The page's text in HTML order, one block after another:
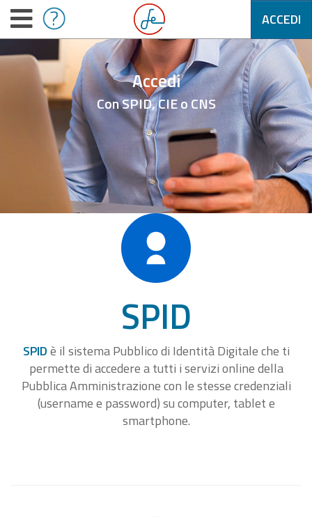
ACCEDI
Accedi
Con SPID, CIE o CNS
SPID
SPIDè il sistema Pubblico di Identità Digitale che ti
permette di accedere a tutti i servizi online della
Pubblica Amministrazione con le stesse credenziali
(username e password) su computer, tablet e
smartphone.